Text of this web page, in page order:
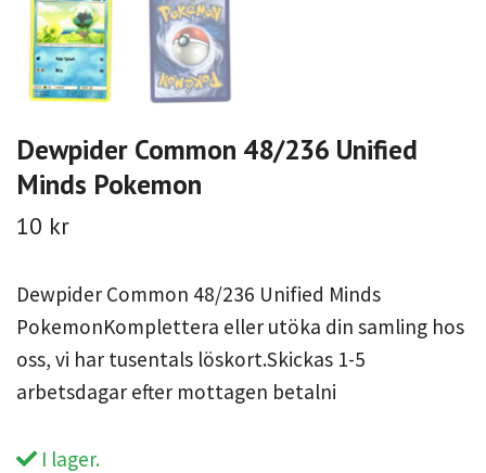
Dewpider Common 48/236 Unified
Minds Pokemon
10 kr
Dewpider Common 48/236 Unified Minds
PokemonKomplettera eller utöka din samling hos
oss, vi har tusentals löskort.Skickas 1-5
arbetsdagar efter mottagen betalni
I lager.